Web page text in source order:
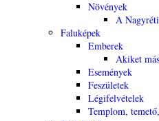
Növények
A
Faluképek
Emberek
Akiket
Események
Feszületek
Légifelvételek
Templom,